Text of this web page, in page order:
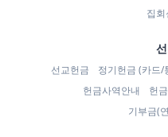
집회
선교헌금 정기헌금 (카드/
헌금사역안내
헌
기부금(